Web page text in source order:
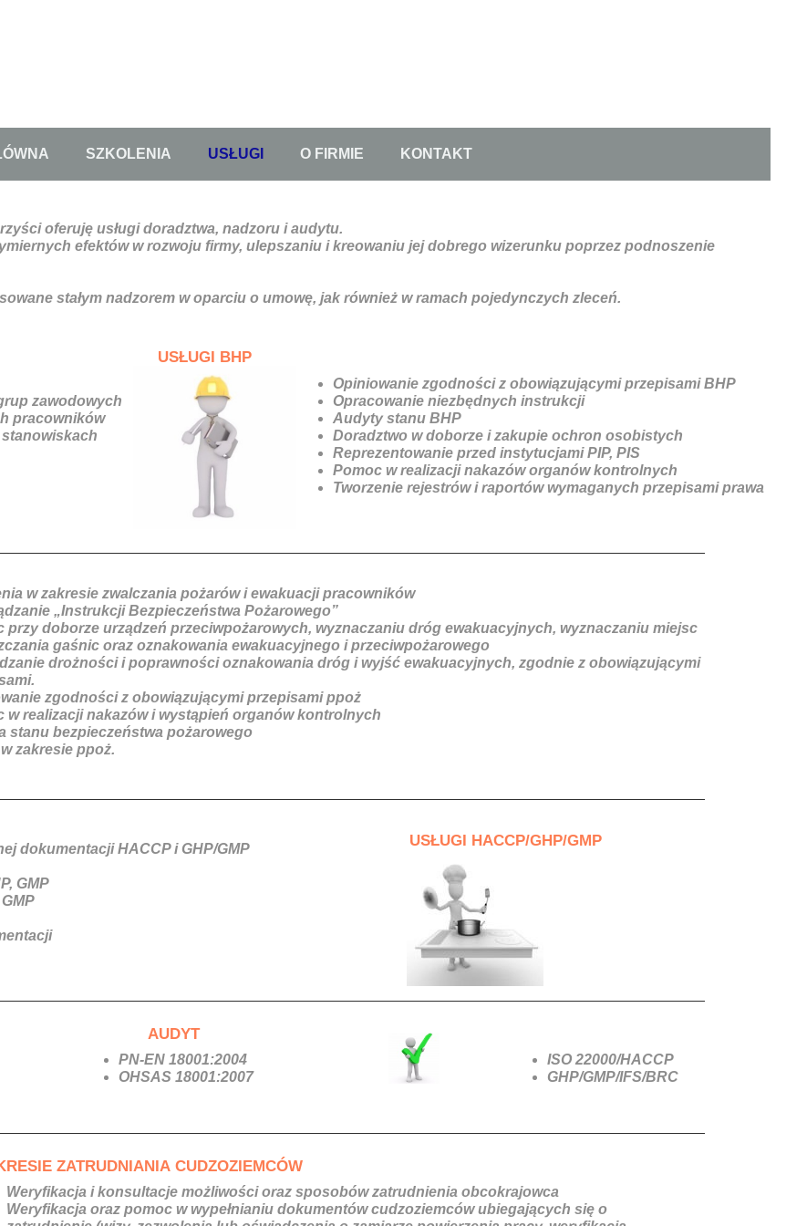
SZKOLENIA USŁUGI O FIRMIE KONTAKT
oferuję usługi doradztwa, nadzoru i audytu.
efektów w rozwoju firmy, ulepszaniu i kreowaniu jej dobrego wizerunku poprzez podnoszenie
stałym nadzorem w oparciu o umowę, jak również w ramach pojedynczych zleceń.
USŁUGI BHP
zawodowych
pracowników
Opiniowanie zgodności z obowiązującymi przepisami BHP
Opracowanie niezbędnych instrukcji
Audyty stanu BHP
Doradztwo w doborze i zakupie ochron osobistych
Reprezentowanie przed instytucjami PIP, PIS
Pomoc w realizacji nakazów organów kontrolnych
Tworzenie rejestrów i raportów wymaganych przepisami prawa
w zakresie zwalczania pożarów i ewakuacji pracowników
„Instrukcji Bezpieczeństwa Pożarowego”
przy doborze urządzeń przeciwpożarowych, wyznaczaniu dróg ewakuacyjnych, wyznaczaniu miejsc
gaśnic oraz oznakowania ewakuacyjnego i przeciwpożarowego
drożności i poprawności oznakowania dróg i wyjść ewakuacyjnych, zgodnie z obowiązującymi
zgodności z obowiązującymi przepisami ppoż
w realizacji nakazów i wystąpień organów kontrolnych
stanu bezpieczeństwa pożarowego
zakresie ppoż.
USŁUGI HACCP/GHP/GMP
dokumentacji HACCP i GHP/GMP
GMP
AUDYT
PN-EN 18001:2004
OHSAS 18001:2007
ISO 22000/HACCP
GHP/GMP/IFS/BRC
ZATRUDNIANIA CUDZOZIEMCÓW
Weryfikacja i konsultacje możliwości oraz sposobów zatrudnienia obcokrajowca
Weryfikacja oraz pomoc w wypełnianiu dokumentów cudzoziemców ubiegających się o